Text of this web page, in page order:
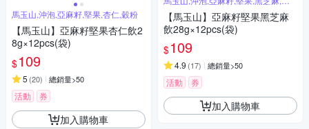
馬玉山,沖泡,亞麻籽,堅果,杏仁,穀粉
【馬玉山】亞麻籽堅果杏仁飲2
8g×12pcs(袋)
$109
5 (20) 總銷量>50
活動 券
加入購物車
粉
【馬玉山】亞麻籽堅果黑芝麻
飲28g×12pcs(袋)
$109
4.9 (17) 總銷量>50
活動 券
加入購物車